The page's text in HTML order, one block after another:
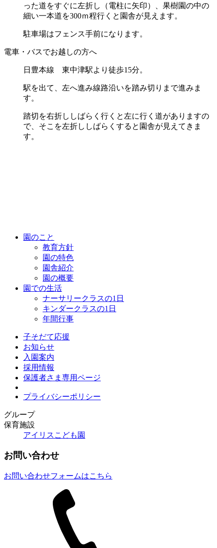
った道をすぐに左折し（電柱に矢印）、 果樹園の中の
細い一本道を300ｍ程行くと園舎が見えます。
駐車場はフェンス手前になります。
電車・バスでお越しの方へ
日豊本線 東中津駅より徒歩15分。
駅を出て、左へ進み線路沿いを踏み切りまで進みま
す。
踏切を右折ししばらく行くと左に行く道がありますの
で、 そこを左折ししばらくすると園舎が見えてきま
す。
園のこと
教育方針
園の特色
園舎紹介
園の概要
園での生活
ナーサリークラスの1日
キンダークラスの1日
年間行事
子そだて応援
お知らせ
入園案内
採用情報
保護者さま専用ページ
プライバシーポリシー
グループ
保育施設
アイリスこども園
お問い合わせ
お問い合わせフォームはこちら